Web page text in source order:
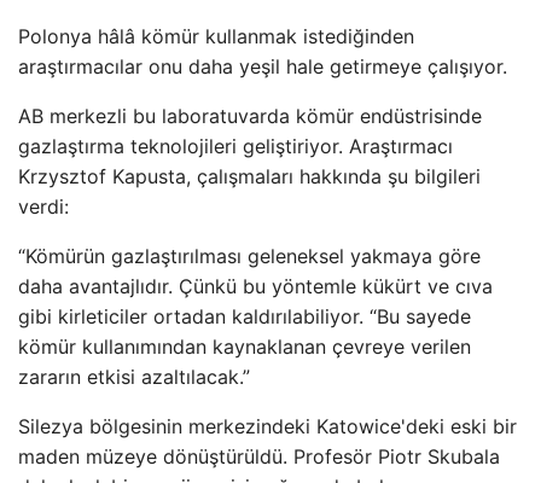
Polonya hâlâ kömür kullanmak istediğinden
araştırmacılar onu daha yeşil hale getirmeye çalışıyor.
AB merkezli bu laboratuvarda kömür endüstrisinde
gazlaştırma teknolojileri geliştiriyor. Araştırmacı
Krzysztof Kapusta, çalışmaları hakkında şu bilgileri
verdi:
“Kömürün gazlaştırılması geleneksel yakmaya göre
daha avantajlıdır. Çünkü bu yöntemle kükürt ve cıva
gibi kirleticiler ortadan kaldırılabiliyor. “Bu sayede
kömür kullanımından kaynaklanan çevreye verilen
zararın etkisi azaltılacak.”
Silezya bölgesinin merkezindeki Katowice'deki eski bir
maden müzeye dönüştürüldü. Profesör Piotr Skubala